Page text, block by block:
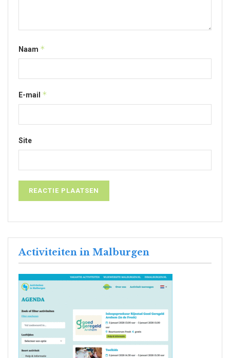
Naam *
E-mail *
Site
Activiteiten in Malburgen